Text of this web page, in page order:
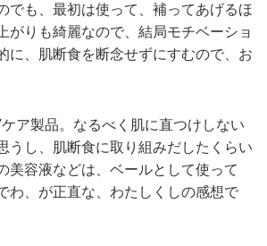
でも、最初は使って、補ってあげるほ
がりも綺麗なので、結局モチベーショ
に、肌断食を断念せずにすむので、お
ア製品。なるべく肌に直つけしない
うし、肌断食に取り組みだしたくらい
美容液などは、ベールとして使って
わ、が正直な、わたしくしの感想で